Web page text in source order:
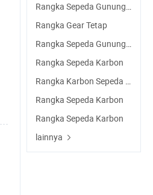
Rangka Sepeda Gunung Paduan
Rangka Gear Tetap
Rangka Sepeda Gunung Listrik
Rangka Sepeda Karbon
Rangka Karbon Sepeda Jalan
Rangka Sepeda Karbon
Rangka Sepeda Karbon
lainnya